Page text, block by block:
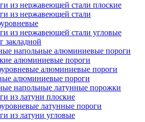
из нержавеющей стали плоские
из нержавеющей стали
из нержавеющей стали угловые
закладной
напольные алюминиевые пороги
алюминиевые пороги
алюминиевые пороги
алюминиевые пороги
напольные латунные порожки
из латуни плоские
латунные пороги
из латуни угловые